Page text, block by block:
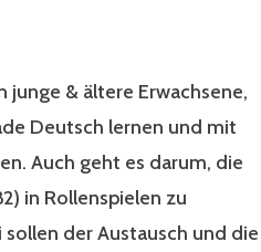
junge & ältere Erwachsene,
Deutsch lernen und mit
Auch geht es darum, die
in Rollenspielen zu
der Austausch und die